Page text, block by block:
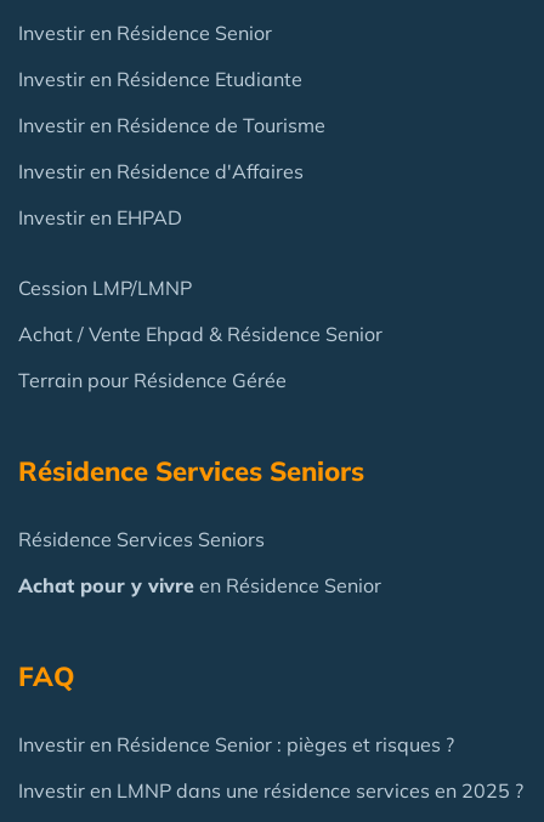
Investir en Résidence Senior
Investir en Résidence Etudiante
Investir en Résidence de Tourisme
Investir en Résidence d'Affaires
Investir en EHPAD
Cession LMP/LMNP
Achat / Vente Ehpad & Résidence Senior
Terrain pour Résidence Gérée
Résidence Services Seniors
Résidence Services Seniors
Achat pour y vivre en Résidence Senior
FAQ
Investir en Résidence Senior : pièges et risques ?
Investir en LMNP dans une résidence services en 2025 ?